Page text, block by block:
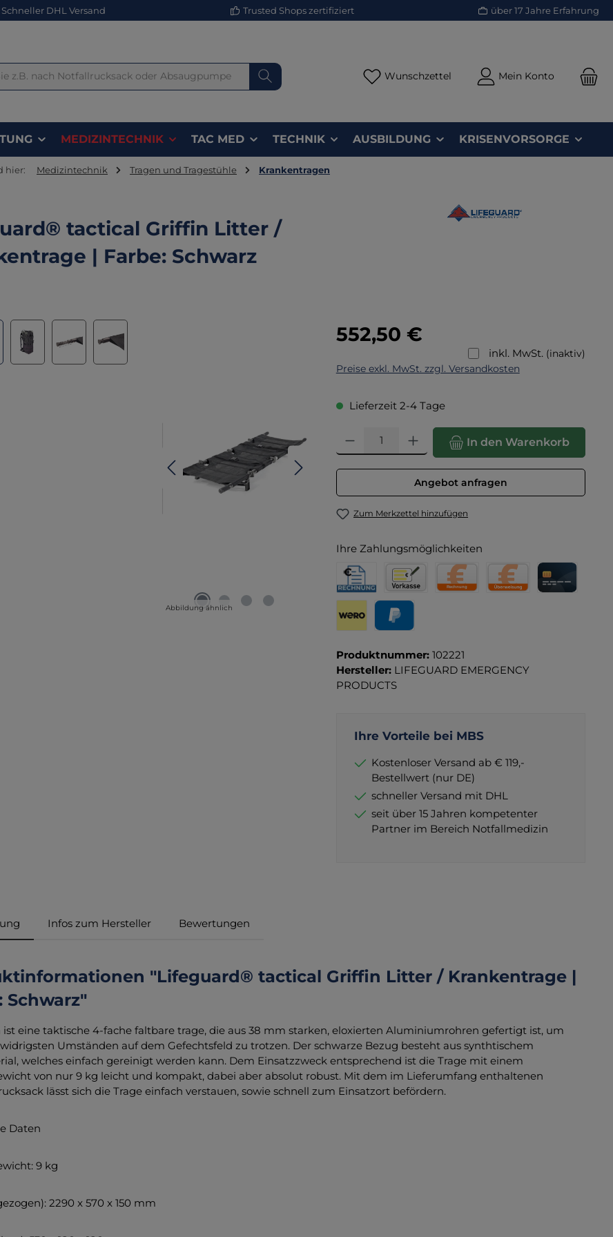
Schneller DHL Versand Trusted Shops zertifiziert über 17 Jahre Erfahrung
Wunschzettel Du hast 0 Produkte auf dem
Mein Konto
MEDIZINTECHNIK TAC MED TECHNIK AUSBILDUNG KRISENVORSORGE
hier: Medizintechnik Tragen und Tragestühle Krankentragen
tactical Griffin Litter /
| Farbe: Schwarz
überspringen
Abbildung ähnlich
Regulärer Preis:
552,50 €
inkl. MwSt. (inaktiv)
Preise exkl. MwSt. zzgl. Versandkosten
Lieferzeit 2-4 Tage
Produkt Anzahl: Gib den gewünschten Wert ein oder
In den Warenkorb
Angebot anfragen
Zum Merkzettel hinzufügen
Ihre Zahlungsmöglichkeiten
Rechnung für Behörden
Vorkasse
Produktnummer: 102221
Hersteller: LIFEGUARD EMERGENCY
PRODUCTS
Ihre Vorteile bei MBS
Kostenloser Versand ab € 119,-
Bestellwert (nur DE)
schneller Versand mit DHL
seit über 15 Jahren kompetenter
Partner im Bereich Notfallmedizin
Infos zum Hersteller Bewertungen
"Lifeguard® tactical Griffin Litter / Krankentrage |
Schwarz"
ist eine taktische 4-fache faltbare trage, die aus 38 mm starken, eloxierten Aluminiumrohren gefertigt ist, um
Umständen auf dem Gefechtsfeld zu trotzen. Der schwarze Bezug besteht aus synthtischem
welches einfach gereinigt werden kann. Dem Einsatzzweck entsprechend ist die Trage mit einem
von nur 9 kg leicht und kompakt, dabei aber absolut robust. Mit dem im Lieferumfang enthaltenen
lässt sich die Trage einfach verstauen, sowie schnell zum Einsatzort befördern.
Daten
9 kg
2290 x 570 x 150 mm